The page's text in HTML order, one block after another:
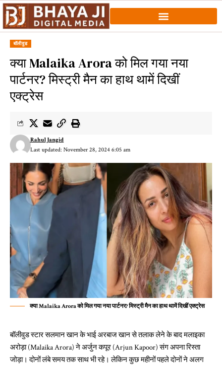
बॉलीवुड
क्या Malaika Arora को मिल गया नया
पार्टनर? मिस्ट्री मैन का हाथ थामें दिखीं
एक्ट्रेस
Last updated: November 28, 2024 6:05 am
Rahul Jangid
क्या Malaika Arora को मिल गया नया पार्टनर? मिस्ट्री मैन का हाथ थामें दिखीं एक्ट्रेस
बॉलीवुड स्टार सलमान खान के भाई अरबाज खान से तलाक लेने के बाद मलाइका
अरोड़ा (Malaika Arora) ने अर्जुन कपूर (Arjun Kapoor) संग अपना रिस्ता
जोड़ा। दोनों लंबे समय तक साथ भी रहे। लेकिन कुछ महीनों पहले दोनों ने अलग